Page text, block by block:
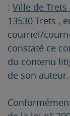
: Ville de Trets
13530 Trets ,
courriel/
constaté ce
du contenu
de son auteur.